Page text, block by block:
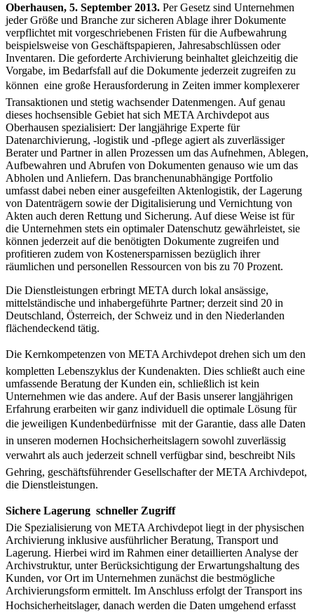
Oberhausen, 5. September 2013. Per Gesetz sind Unternehmen
jeder Größe und Branche zur sicheren Ablage ihrer Dokumente
verpflichtet mit vorgeschriebenen Fristen für die Aufbewahrung
beispielsweise von Geschäftspapieren, Jahresabschlüssen oder
Inventaren. Die geforderte Archivierung beinhaltet gleichzeitig die
Vorgabe, im Bedarfsfall auf die Dokumente jederzeit zugreifen zu
können  eine große Herausforderung in Zeiten immer komplexerer
Transaktionen und stetig wachsender Datenmengen. Auf genau
dieses hochsensible Gebiet hat sich META Archivdepot aus
Oberhausen spezialisiert: Der langjährige Experte für
Datenarchivierung, -logistik und -pflege agiert als zuverlässiger
Berater und Partner in allen Prozessen um das Aufnehmen, Ablegen,
Aufbewahren und Abrufen von Dokumenten genauso wie um das
Abholen und Anliefern. Das branchenunabhängige Portfolio
umfasst dabei neben einer ausgefeilten Aktenlogistik, der Lagerung
von Datenträgern sowie der Digitalisierung und Vernichtung von
Akten auch deren Rettung und Sicherung. Auf diese Weise ist für
die Unternehmen stets ein optimaler Datenschutz gewährleistet, sie
können jederzeit auf die benötigten Dokumente zugreifen und
profitieren zudem von Kostenersparnissen bezüglich ihrer
räumlichen und personellen Ressourcen von bis zu 70 Prozent.
Die Dienstleistungen erbringt META durch lokal ansässige,
mittelständische und inhabergeführte Partner; derzeit sind 20 in
Deutschland, Österreich, der Schweiz und in den Niederlanden
flächendeckend tätig.
Die Kernkompetenzen von META Archivdepot drehen sich um den
kompletten Lebenszyklus der Kundenakten. Dies schließt auch eine
umfassende Beratung der Kunden ein, schließlich ist kein
Unternehmen wie das andere. Auf der Basis unserer langjährigen
Erfahrung erarbeiten wir ganz individuell die optimale Lösung für
die jeweiligen Kundenbedürfnisse  mit der Garantie, dass alle Daten
in unseren modernen Hochsicherheitslagern sowohl zuverlässig
verwahrt als auch jederzeit schnell verfügbar sind, beschreibt Nils
Gehring, geschäftsführender Gesellschafter der META Archivdepot,
die Dienstleistungen.
Sichere Lagerung  schneller Zugriff
Die Spezialisierung von META Archivdepot liegt in der physischen
Archivierung inklusive ausführlicher Beratung, Transport und
Lagerung. Hierbei wird im Rahmen einer detaillierten Analyse der
Archivstruktur, unter Berücksichtigung der Erwartungshaltung des
Kunden, vor Ort im Unternehmen zunächst die bestmögliche
Archivierungsform ermittelt. Im Anschluss erfolgt der Transport ins
Hochsicherheitslager, danach werden die Daten umgehend erfasst 